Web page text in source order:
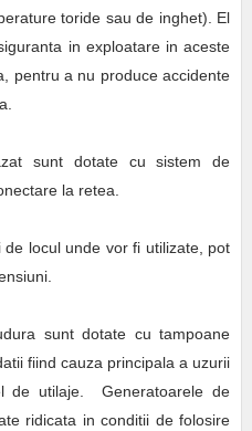
toride sau de inghet). El
in exploatare in aceste
pentru a nu produce accidente
sunt dotate cu sistem de
la retea.
locul unde vor fi utilizate, pot
sunt dotate cu tampoane
fiind cauza principala a uzurii
de utilaje. Generatoarele de
ridicata in conditii de folosire